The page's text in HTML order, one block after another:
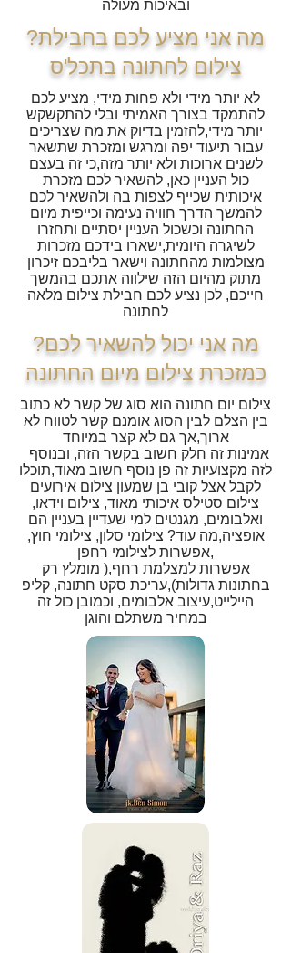
ובאיכות מעולה
?מה אני מציע לכם בחבילת
צילום לחתונה בתכל'ס
לא יותר מידי ולא פחות מידי, מציע לכם
להתמקד בצורך האמיתי ובלי להתקשקש
יותר מידי,להזמין בדיוק את מה שצריכים
עבור תיעוד יפה ומרגש ומזכרת שתשאר
לשנים ארוכות ולא יותר מזה,כי זה בעצם
כול העניין כאן, להשאיר לכם מזכרת
איכותית שכייף לצפות בה ולהשאיר לכם
להמשך הדרך חוויה נעימה וכייפית מיום
החתונה וכשכול העניין יסתיים ותחזרו
לשיגרה היומית,ישארו בידכם מזכרות
מצולמות מהחתונה וישאר בליבכם זיכרון
מתוק מהיום הזה שילווה אתכם בהמשך
חייכם, לכן נציע לכם חבילת צילום מלאה
לחתונה
?מה אני יכול להשאיר לכם
כמזכרת צילום מיום החתונה
צילום יום חתונה הוא סוג של קשר לא כתוב
בין הצלם לבין הסוג אומנם קשר לטווח לא
ארוך,אך גם לא קצר במיוחד
לזה מקצועיות זה פן נוסף חשוב מאוד,תוכלו
לקבל אצל קובי בן שמעון צילום אירועים
צילום סטילס איכותי מאוד, צילום וידאו,
ואלבומים, מגנטים למי שעדיין בעניין הם
אופציה,מה עוד? צילומי סלון, צילומי חוץ,
אפשרות לצילומי רחפן,
אפשרות למצלמת רחף,( מומלץ רק
בחתונות גדולות),עריכת סקט חתונה, קליפ
היילייט,עיצוב אלבומים, וכמובן כול זה
במחיר משתלם והוגן